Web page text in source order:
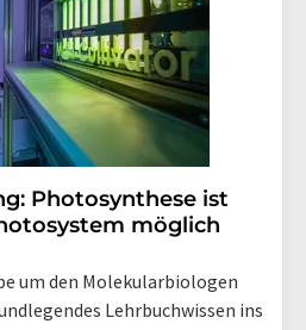
Newsletters
Photosynthese ist
möglich
um den Molekularbiologen
Lehrbuchwissen ins